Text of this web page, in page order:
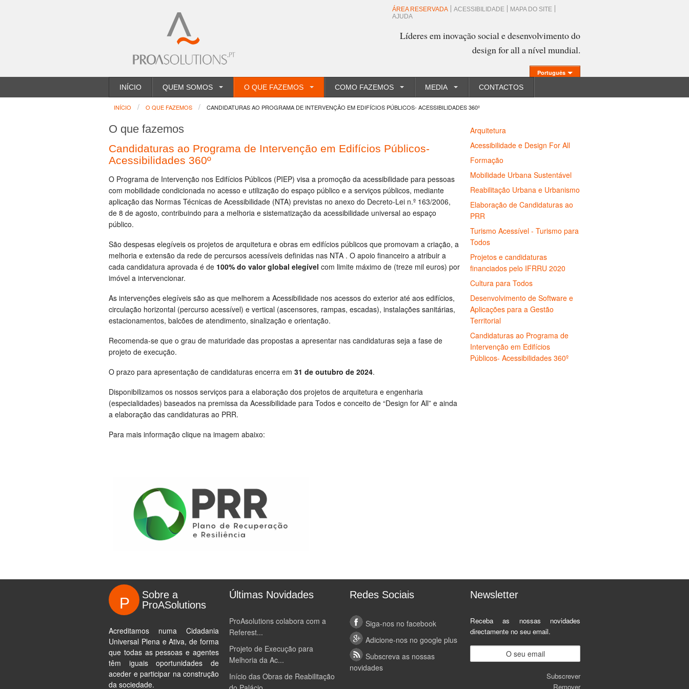
ÁREA RESERVADA ACESSIBILIDADE
MAPA DO SITE
AJUDA
Líderes em inovação social e desenvolvimento do
design for all a nível mundial.
Português
INÍCIO QUEM SOMOS O QUE FAZEMOS COMO FAZEMOS MEDIA CONTACTOS
INÍCIO O QUE FAZEMOS CANDIDATURAS AO PROGRAMA DE INTERVENÇÃO EM EDIFÍCIOS PÚBLICOS- ACESSIBILIDADES 360º
O que fazemos
Candidaturas ao Programa de Intervenção em Edifícios Públicos-
Acessibilidades 360º
O Programa de Intervenção nos Edifícios Públicos (PIEP) visa a promoção da acessibilidade para pessoas
com mobilidade condicionada no acesso e utilização do espaço público e a serviços públicos, mediante
aplicação das Normas Técnicas de Acessibilidade (NTA) previstas no anexo do Decreto-Lei n.º 163/2006,
de 8 de agosto, contribuindo para a melhoria e sistematização da acessibilidade universal ao espaço
público.
São despesas elegíveis os projetos de arquitetura e obras em edifícios públicos que promovam a criação, a
melhoria e extensão da rede de percursos acessíveis definidas nas NTA . O apoio financeiro a atribuir a
cada candidatura aprovada é de 100% do valor global elegível com limite máximo de (treze mil euros) por
imóvel a intervencionar.
As intervenções elegíveis são as que melhorem a Acessibilidade nos acessos do exterior até aos edifícios,
circulação horizontal (percurso acessível) e vertical (ascensores, rampas, escadas), instalações sanitárias,
estacionamentos, balcões de atendimento, sinalização e orientação.
Recomenda-se que o grau de maturidade das propostas a apresentar nas candidaturas seja a fase de
projeto de execução.
O prazo para apresentação de candidaturas encerra em 31 de outubro de 2024.
Disponibilizamos os nossos serviços para a elaboração dos projetos de arquitetura e engenharia
(especialidades) baseados na premissa da Acessibilidade para Todos e conceito de “Design for All” e ainda
a elaboração das candidaturas ao PRR.
Para mais informação clique na imagem abaixo:
Arquitetura
Acessibilidade e Design For All
Formação
Mobilidade Urbana Sustentável
Reabilitação Urbana e Urbanismo
Elaboração de Candidaturas ao
PRR
Turismo Acessível - Turismo para
Todos
Projetos e candidaturas
financiados pelo IFRRU 2020
Cultura para Todos
Desenvolvimento de Software e
Aplicações para a Gestão
Territorial
Candidaturas ao Programa de
Intervenção em Edifícios
Públicos- Acessibilidades 360º
P
Sobre a
ProASolutions
Acreditamos numa Cidadania
Universal Plena e Ativa, de forma
que todas as pessoas e agentes
têm iguais oportunidades de
aceder e participar na construção
da sociedade.
Últimas Novidades
ProAsolutions colabora com a
Referest...
Projeto de Execução para
Melhoria da Ac...
Início das Obras de Reabilitação
Redes Sociais
Siga-nos no facebook
Adicione-nos no google plus
Subscreva as nossas
novidades
Newsletter
Receba as nossas novidades
directamente no seu email.
Subscrever
Remover